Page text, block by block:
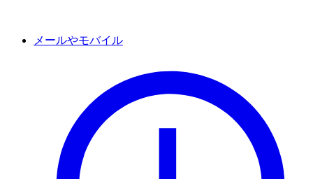
メールやモバイル